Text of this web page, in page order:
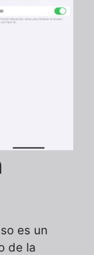
es un
de la